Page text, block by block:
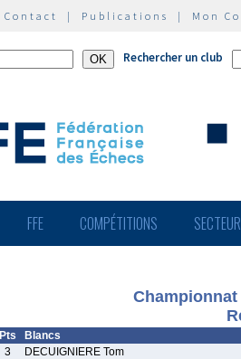
Contact | Publications | Mon
Rechercher un club
FFE COMPÉTITIONS
Championnat
Pts
Blancs
3
DECUIGNIERE Tom